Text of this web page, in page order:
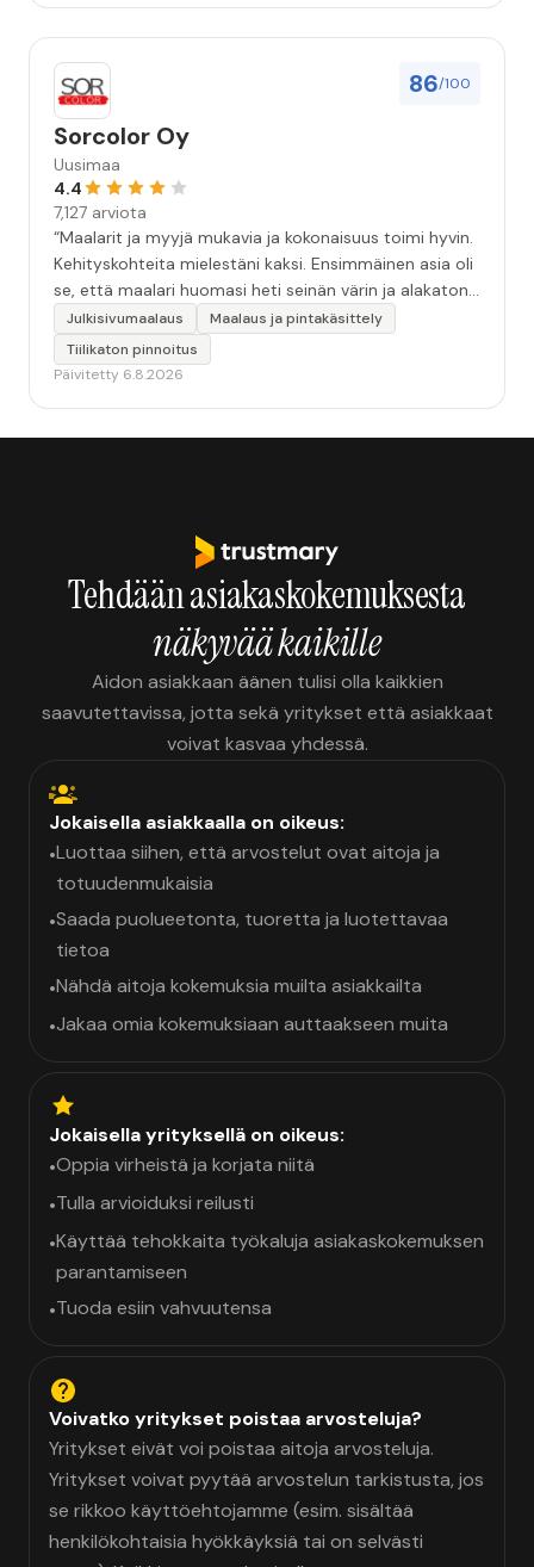
86/100
Sorcolor Oy
Uusimaa
4.4
7,127 arviota
“Maalarit ja myyjä mukavia ja kokonaisuus toimi hyvin.
Kehityskohteita mielestäni kaksi. Ensimmäinen asia oli
se, että maalari huomasi heti seinän värin ja alakaton
värin erot mitä en huomannut. Hyvä toki että siinä
kohtaa huomattu mutta toki optimaalisessa
tilanteessa myyjä olisi jo kiinnittänyt tähän huomiota.
Julkisivumaalaus
Maalaus ja pintakäsittely
Tiilikaton pinnoitus
Päivitetty 6.8.2026
Tehdään asiakaskokemuksesta
näkyvää kaikille
Aidon asiakkaan äänen tulisi olla kaikkien
saavutettavissa, jotta sekä yritykset että asiakkaat
voivat kasvaa yhdessä.
Jokaisella asiakkaalla on oikeus:
•Luottaa siihen, että arvostelut ovat aitoja ja
totuudenmukaisia
•Saada puolueetonta, tuoretta ja luotettavaa
tietoa
•Nähdä aitoja kokemuksia muilta asiakkailta
•Jakaa omia kokemuksiaan auttaakseen muita
Jokaisella yrityksellä on oikeus:
•Oppia virheistä ja korjata niitä
•Tulla arvioiduksi reilusti
•Käyttää tehokkaita työkaluja asiakaskokemuksen
parantamiseen
•Tuoda esiin vahvuutensa
Voivatko yritykset poistaa arvosteluja?
Yritykset eivät voi poistaa aitoja arvosteluja.
Yritykset voivat pyytää arvostelun tarkistusta, jos
se rikkoo käyttöehtojamme (esim. sisältää
henkilökohtaisia hyökkäyksiä tai on selvästi